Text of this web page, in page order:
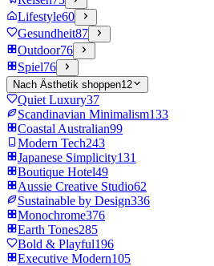
Lifestyle60
Gesundheit87
Outdoor76
Spiel76
Nach Ästhetik shoppen12
Quiet Luxury37
Scandinavian Minimalism133
Coastal Australian99
Modern Tech243
Japanese Simplicity131
Boutique Hotel49
Aussie Creative Studio62
Sustainable by Design336
Monochrome376
Earth Tones285
Bold & Playful196
Executive Modern105